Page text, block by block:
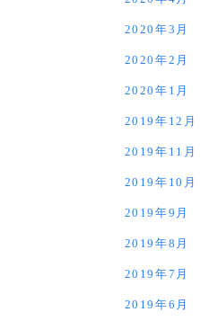
2020年3月
2020年2月
2020年1月
2019年12月
2019年11月
2019年10月
2019年9月
2019年8月
2019年7月
2019年6月